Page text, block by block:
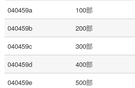
040459a 100部
040459b
200部
040459c
300部
040459d
400部
040459e
500部